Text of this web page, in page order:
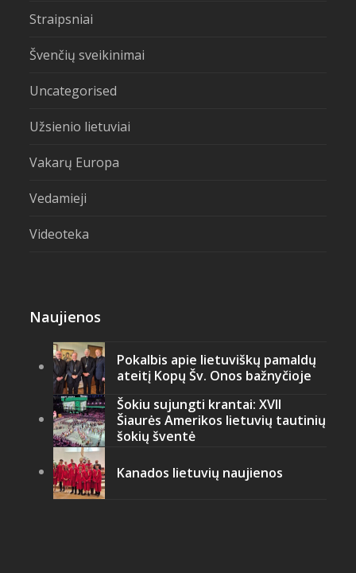
Straipsniai
Švenčių sveikinimai
Uncategorised
Užsienio lietuviai
Vakarų Europa
Vedamieji
Videoteka
Naujienos
Pokalbis apie lietuviškų pamaldų
ateitį Kopų Šv. Onos bažnyčioje
Šokiu sujungti krantai: XVII
Šiaurės Amerikos lietuvių tautinių
šokių šventė
Kanados lietuvių naujienos